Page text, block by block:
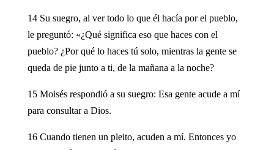
14 Su suegro, al ver todo lo que él hacía por el pueblo,
le preguntó: «¿Qué significa eso que haces con el
pueblo? ¿Por qué lo haces tú solo, mientras la gente se
queda de pie junto a ti, de la mañana a la noche?
15 Moisés respondió a su suegro: Esa gente acude a mí
para consultar a Dios.
16 Cuando tienen un pleito, acuden a mí. Entonces yo